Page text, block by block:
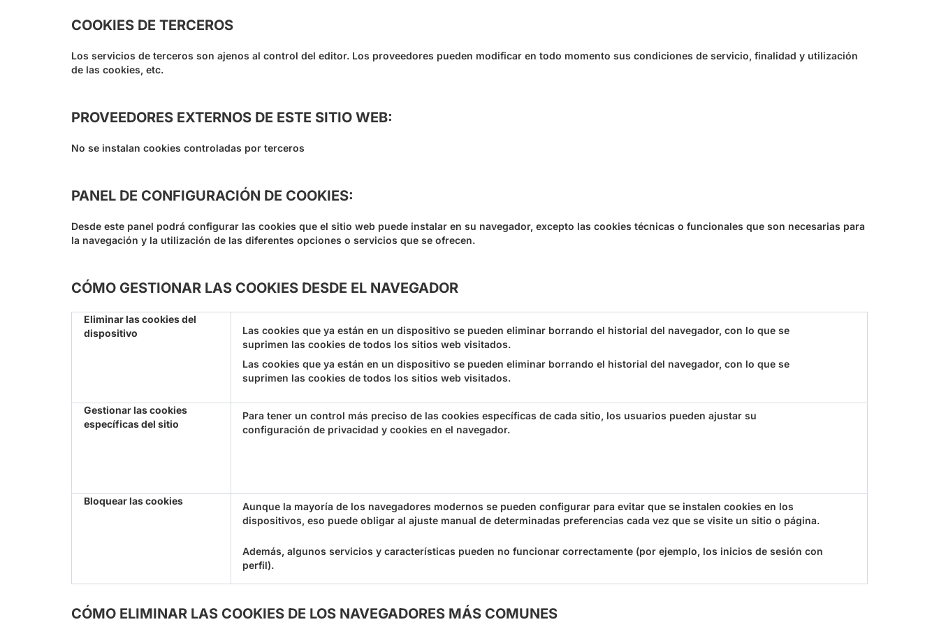
COOKIES DE TERCEROS
Los servicios de terceros son ajenos al control del editor. Los proveedores pueden modificar en todo momento sus condiciones de servicio, finalidad y utilización
de las cookies, etc.
PROVEEDORES EXTERNOS DE ESTE SITIO WEB:
No se instalan cookies controladas por terceros
PANEL DE CONFIGURACIÓN DE COOKIES:
Desde este panel podrá configurar las cookies que el sitio web puede instalar en su navegador, excepto las cookies técnicas o funcionales que son necesarias para
la navegación y la utilización de las diferentes opciones o servicios que se ofrecen.
CÓMO GESTIONAR LAS COOKIES DESDE EL NAVEGADOR
Eliminar las cookies del
dispositivo
Las cookies que ya están en un dispositivo se pueden eliminar borrando el historial del navegador, con lo que se
suprimen las cookies de todos los sitios web visitados.
Las cookies que ya están en un dispositivo se pueden eliminar borrando el historial del navegador, con lo que se
suprimen las cookies de todos los sitios web visitados.
Gestionar las cookies
específicas del sitio
Para tener un control más preciso de las cookies específicas de cada sitio, los usuarios pueden ajustar su
configuración de privacidad y cookies en el navegador.
Bloquear las cookies
Aunque la mayoría de los navegadores modernos se pueden configurar para evitar que se instalen cookies en los
dispositivos, eso puede obligar al ajuste manual de determinadas preferencias cada vez que se visite un sitio o página.
Además, algunos servicios y características pueden no funcionar correctamente (por ejemplo, los inicios de sesión con
perfil).
CÓMO ELIMINAR LAS COOKIES DE LOS NAVEGADORES MÁS COMUNES